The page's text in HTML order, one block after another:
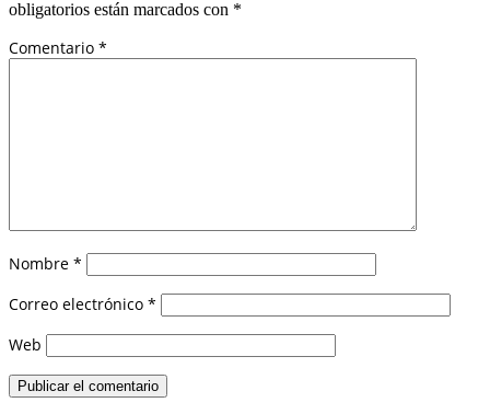
obligatorios están marcados con *
Comentario *
Nombre *
Correo electrónico *
Web